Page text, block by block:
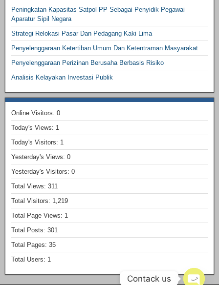
Peningkatan Kapasitas Satpol PP Sebagai Penyidik Pegawai
Aparatur Sipil Negara
Strategi Relokasi Pasar Dan Pedagang Kaki Lima
Penyelenggaraan Ketertiban Umum Dan Ketentraman Masyarakat
Penyelenggaraan Perizinan Berusaha Berbasis Risiko
Analisis Kelayakan Investasi Publik
Online Visitors: 0
Today's Views: 1
Today's Visitors: 1
Yesterday's Views: 0
Yesterday's Visitors: 0
Total Views: 311
Total Visitors: 1,219
Total Page Views: 1
Total Posts: 301
Total Pages: 35
Total Users: 1
Contack us